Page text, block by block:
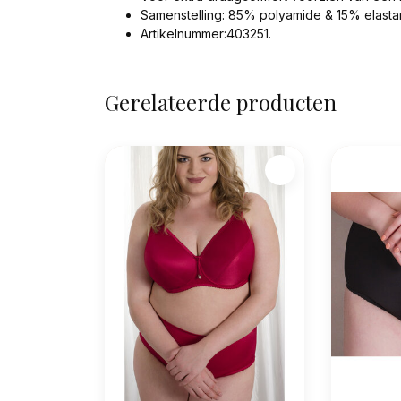
Samenstelling: 85% polyamide & 15%
Artikelnummer:403251.
Gerelateerde producten